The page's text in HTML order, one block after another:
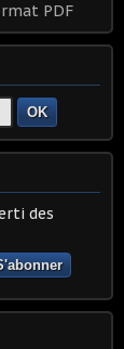
PDF
OK
des